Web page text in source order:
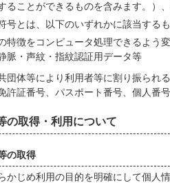
ることができるものを含みます。）
号とは、以下のいずれかに該当する
特徴をコンピュータ処理できるよう
脈・声紋・指紋認証用データ等
団体等により利用者等に割り振られ
許証番号、パスポート番号、個人番
の取得・利用について
の取得
かじめ利用の目的を明確にして個人